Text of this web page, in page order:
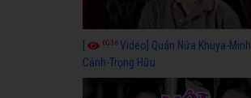
[ 6036Video] Quán Nửa Khuya-Minh
Cảnh-Trọng Hữu